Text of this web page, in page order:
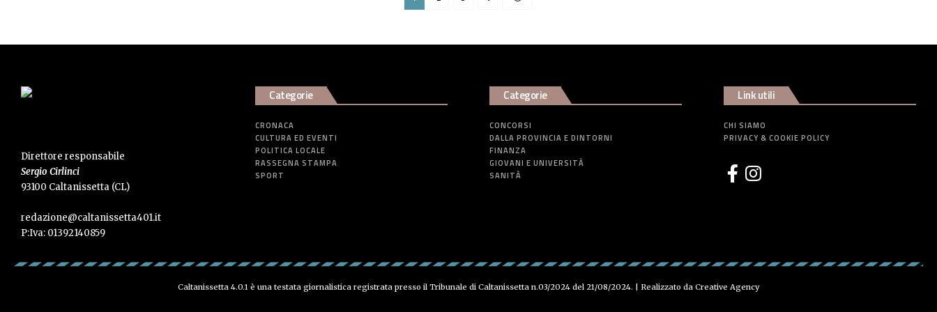
Direttore responsabile
Sergio Cirlinci
93100 Caltanissetta (CL)
redazione@caltanissetta401.it
P:Iva: 01392140859
Categorie
CRONACA
CULTURA ED EVENTI
POLITICA LOCALE
RASSEGNA STAMPA
SPORT
Categorie
CONCORSI
DALLA PROVINCIA E DINTORNI
FINANZA
GIOVANI E UNIVERSITÀ
SANITÀ
Link utili
CHI SIAMO
PRIVACY & COOKIE POLICY
Caltanissetta 4.0.1 è una testata giornalistica registrata presso il Tribunale di Caltanissetta n.03/2024 del 21/08/2024. | Realizzato da Creative Agency